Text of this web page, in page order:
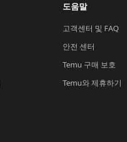
도움말
고객센터 및 FAQ
안전 센터
Temu 구매 보호
Temu와 제휴하기